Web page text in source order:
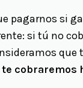
pagarnos si
si tú no
que
te cobraremos